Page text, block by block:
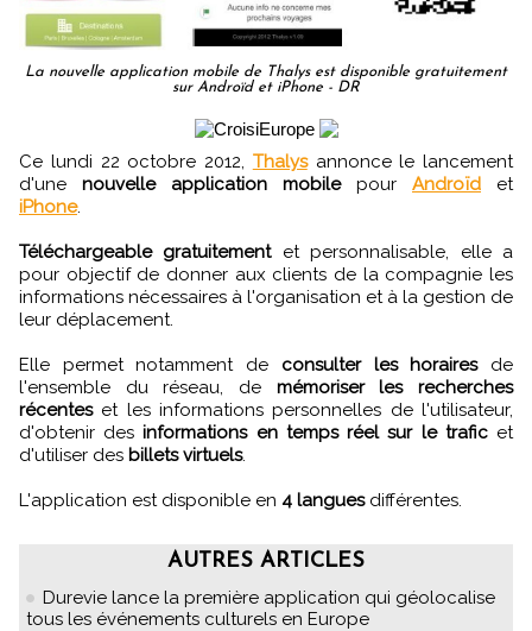
La nouvelle application mobile de Thalys est disponible gratuitement
sur Androïd et iPhone - DR
Ce lundi 22 octobre 2012, Thalysannonce le lancement
d'une nouvelle application mobilepour Androïd et
iPhone.
Téléchargeable gratuitementet personnalisable, elle a
pour objectif de donner aux clients de la compagnie les
informations nécessaires à l'organisation et à la gestion de
leur déplacement.
Elle permet notamment de consulter les horairesde
l'ensemble du réseau, de mémoriser les recherches
récenteset les informations personnelles de l'utilisateur,
d'obtenir desinformations en temps réel sur le traficet
d'utiliser des billets virtuels.
L'application est disponible en 4 languesdifférentes.
AUTRES ARTICLES
Durevie lance la première application qui géolocalise
tous les événements culturels en Europe